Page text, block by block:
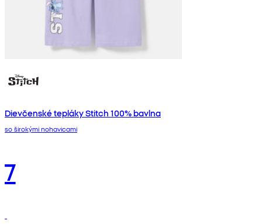
Dievčenské tepláky Stitch 100% bavlna
so širokými nohavicami
7